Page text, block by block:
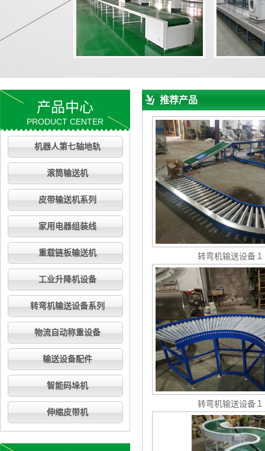
产品中心
PRODUCT CENTER
机器人第七轴地轨
滚筒输送机
皮带输送机系列
家用电器组装线
重载链板输送机
工业升降机设备
转弯机输送设备系列
物流自动称重设备
输送设备配件
智能码垛机
伸缩皮带机
推荐产品
转弯机输送设备
转弯机输送设备